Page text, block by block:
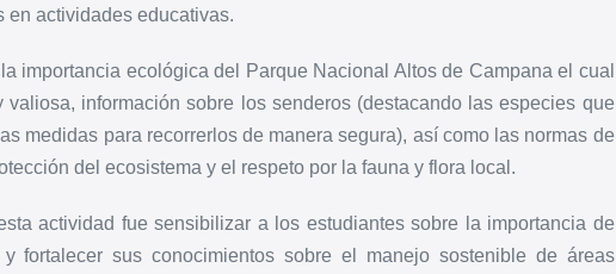
en actividades educativas.
importancia ecológica del Parque Nacional Altos de Campana el cual
información sobre los senderos (destacando las especies que
medidas para recorrerlos de manera segura), así como las normas de
del ecosistema y el respeto por la fauna y flora local.
actividad fue sensibilizar a los estudiantes sobre la importancia de
fortalecer sus conocimientos sobre el manejo sostenible de áreas